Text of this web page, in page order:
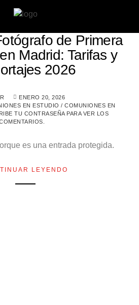
de Primera
Madrid: Tarifas y
2026
ENERO 20, 2026
EN ESTUDIO / COMUNIONES EN
TU CONTRASEÑA PARA VER LOS
es una entrada protegida.
LEYENDO